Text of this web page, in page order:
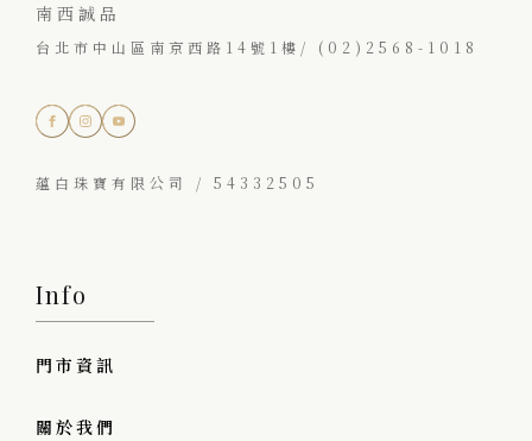
南西誠品
台北市中山區南京西路14號1樓/ (02)2568-1018
蘊白珠寶有限公司 / 54332505
Info
門市資訊
關於我們